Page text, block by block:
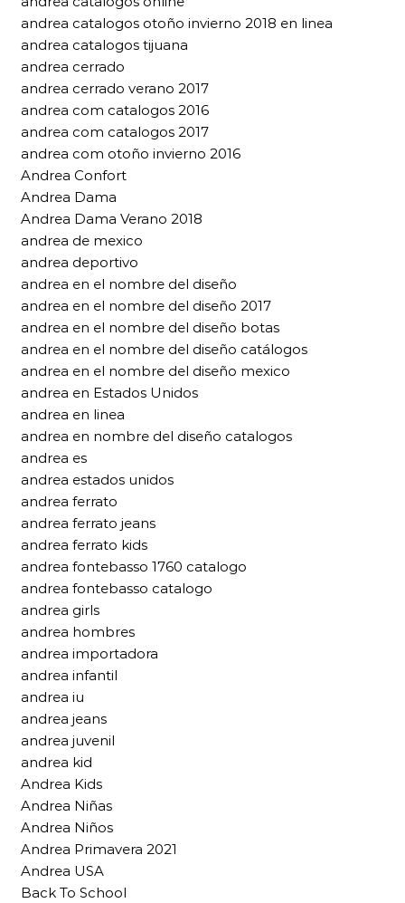
andrea catalogos otoño invierno 2018 en linea
andrea catalogos tijuana
andrea cerrado
andrea cerrado verano 2017
andrea com catalogos 2016
andrea com catalogos 2017
andrea com otoño invierno 2016
Andrea Confort
Andrea Dama
Andrea Dama Verano 2018
andrea de mexico
andrea deportivo
andrea en el nombre del diseño
andrea en el nombre del diseño 2017
andrea en el nombre del diseño botas
andrea en el nombre del diseño catálogos
andrea en el nombre del diseño mexico
andrea en Estados Unidos
andrea en linea
andrea en nombre del diseño catalogos
andrea es
andrea estados unidos
andrea ferrato
andrea ferrato jeans
andrea ferrato kids
andrea fontebasso 1760 catalogo
andrea fontebasso catalogo
andrea girls
andrea hombres
andrea importadora
andrea infantil
andrea iu
andrea jeans
andrea juvenil
andrea kid
Andrea Kids
Andrea Niñas
Andrea Niños
Andrea Primavera 2021
Andrea USA
Back To School